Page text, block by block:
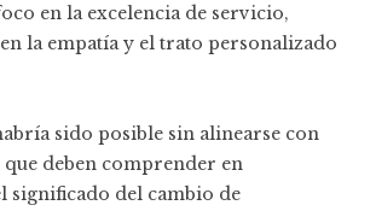
en la excelencia de servicio,
la empatía y el trato personalizado
sido posible sin alinearse con
deben comprender en
significado del cambio de